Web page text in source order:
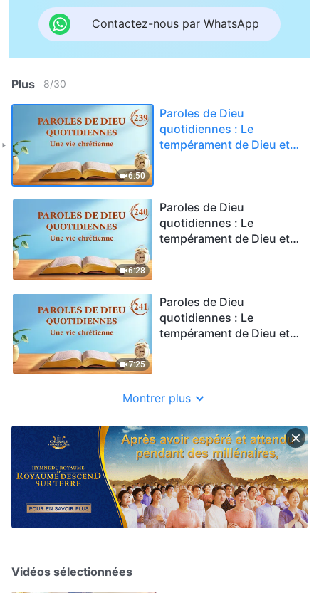
Contactez-nous par WhatsApp
Plus 8/30
6:50
Paroles de Dieu
quotidiennes : Le
tempérament de Dieu et
6:28
Paroles de Dieu
quotidiennes : Le
tempérament de Dieu et
7:25
Paroles de Dieu
quotidiennes : Le
tempérament de Dieu et
Montrer plus
Vidéos sélectionnées